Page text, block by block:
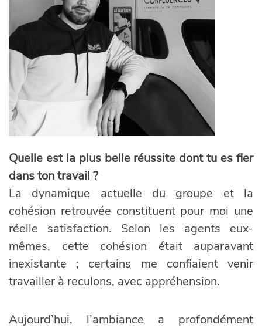
Quelle est la plus belle réussite dont tu es fier
dans ton travail ?
La dynamique actuelle du groupe et la
cohésion retrouvée constituent pour moi une
réelle satisfaction. Selon les agents eux-
mêmes, cette cohésion était auparavant
inexistante ; certains me confiaient venir
travailler à reculons, avec appréhension.
Aujourd’hui, l’ambiance a profondément